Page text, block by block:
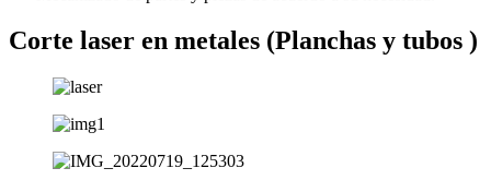
Corte laser en metales (Planchas y tubos )